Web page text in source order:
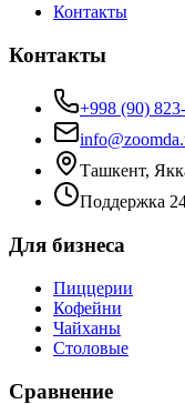
Контакты
Контакты
+998 (90)
Ташкент,
Поддержка
Для бизнеса
Пиццерии
Кофейни
Чайханы
Столовые
Сравнение